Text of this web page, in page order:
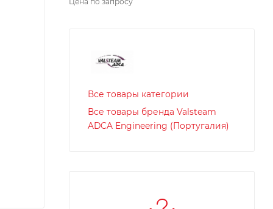
Все товары категории
Все товары бренда Valsteam
ADCA Engineering (Португалия)